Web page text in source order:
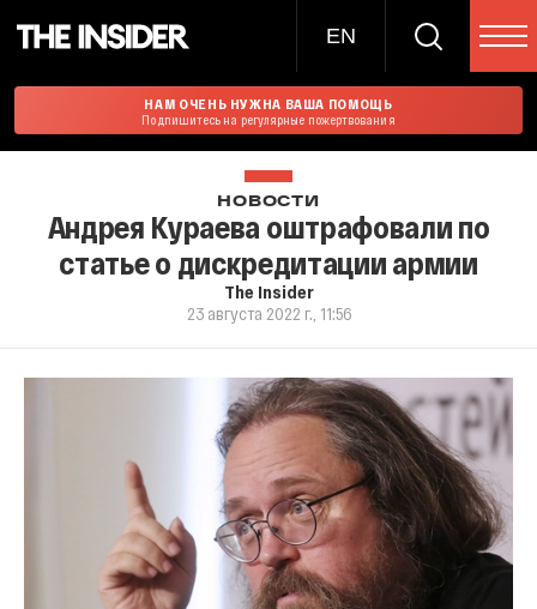
EN
НАМ ОЧЕНЬ НУЖНА ВАША ПОМОЩЬ
Подпишитесь на регулярные пожертвования
НОВОСТИ
Андрея Кураева оштрафовали по
статье о дискредитации армии
The Insider
23 августа 2022 г., 11:56